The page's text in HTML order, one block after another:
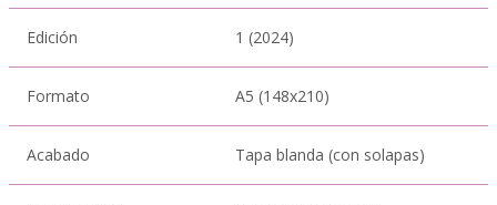
Edición 1 (2024)
Formato A5 (148x210)
Acabado Tapa blanda (con solapas)